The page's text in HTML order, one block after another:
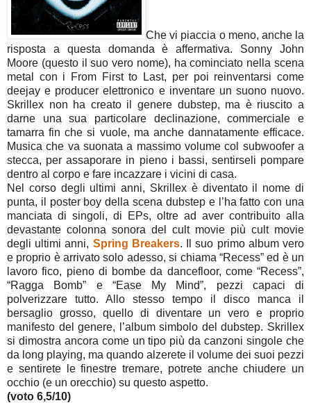
Che vi piaccia o meno, anche la
risposta a questa domanda è affermativa. Sonny John
Moore (questo il suo vero nome), ha cominciato nella scena
metal con i From First to Last, per poi reinventarsi come
deejay e producer elettronico e inventare un suono nuovo.
Skrillex non ha creato il genere dubstep, ma è riuscito a
darne una sua particolare declinazione, commerciale e
tamarra fin che si vuole, ma anche dannatamente efficace.
Musica che va suonata a massimo volume col subwoofer a
stecca, per assaporare in pieno i bassi, sentirseli pompare
dentro al corpo e fare incazzare i vicini di casa.
Nel corso degli ultimi anni, Skrillex è diventato il nome di
punta, il poster boy della scena dubstep e l’ha fatto con una
manciata di singoli, di EPs, oltre ad aver contribuito alla
devastante colonna sonora del cult movie più cult movie
degli ultimi anni, Spring Breakers. Il suo primo album vero
e proprio è arrivato solo adesso, si chiama “Recess” ed è un
lavoro fico, pieno di bombe da dancefloor, come “Recess”,
“Ragga Bomb” e “Ease My Mind”, pezzi capaci di
polverizzare tutto. Allo stesso tempo il disco manca il
bersaglio grosso, quello di diventare un vero e proprio
manifesto del genere, l’album simbolo del dubstep. Skrillex
si dimostra ancora come un tipo più da canzoni singole che
da long playing, ma quando alzerete il volume dei suoi pezzi
e sentirete le finestre tremare, potrete anche chiudere un
occhio (e un orecchio) su questo aspetto.
(voto 6,5/10)